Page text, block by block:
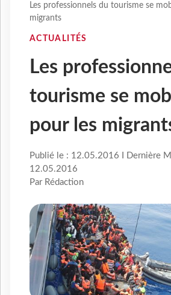
Les professionnels du tourisme se
migrants
ACTUALITÉS
Les
tourisme se
pour les
Publié le : 12.05.2016 I Dernière
12.05.2016
Par Rédaction